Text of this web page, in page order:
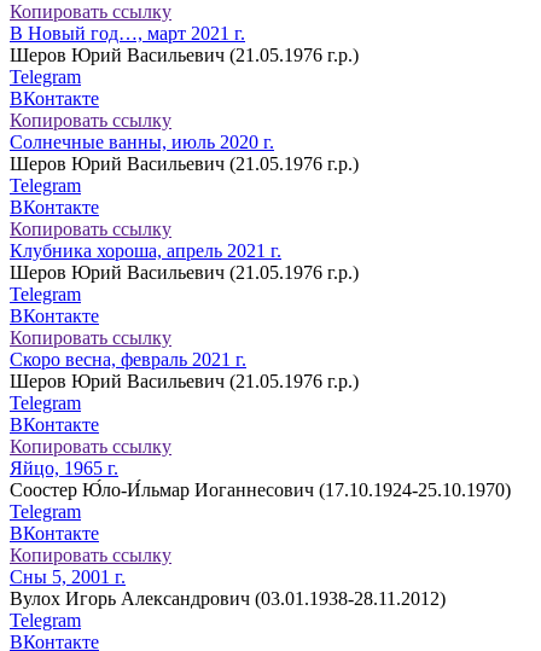
Копировать ссылку
В Новый год…, март 2021 г.
Шеров Юрий Васильевич (21.05.1976 г.р.)
Telegram
ВКонтакте
Копировать ссылку
Солнечные ванны, июль 2020 г.
Шеров Юрий Васильевич (21.05.1976 г.р.)
Telegram
ВКонтакте
Копировать ссылку
Клубника хороша, апрель 2021 г.
Шеров Юрий Васильевич (21.05.1976 г.р.)
Telegram
ВКонтакте
Копировать ссылку
Скоро весна, февраль 2021 г.
Шеров Юрий Васильевич (21.05.1976 г.р.)
Telegram
ВКонтакте
Копировать ссылку
Яйцо, 1965 г.
Соостер Ю́ло-И́льмар Иоганнесович (17.10.1924-25.10.1970)
Telegram
ВКонтакте
Копировать ссылку
Сны 5, 2001 г.
Вулох Игорь Александрович (03.01.1938-28.11.2012)
Telegram
ВКонтакте